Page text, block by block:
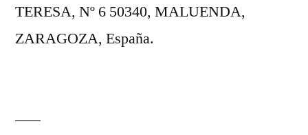
TERESA, Nº 6 50340, MALUENDA,
ZARAGOZA, España.